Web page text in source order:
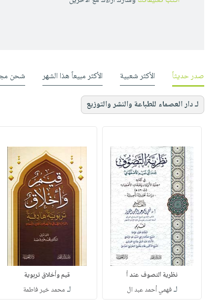
صدر حديثاً الأكثر شعبية الأكثر مبيعاً هذا الشهر شحن
لـ دار العصماء للطباعة والنشر والتوزيع
نظرية التصوف عند أ
لـفهمي أحمد عبد ال
قيم وأخلاق تربوية
لـ محمد خير فاطمة